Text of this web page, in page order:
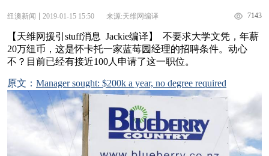
纽澳新闻 2019-01-15 15:50 来源:天维网编译 7143
【天维网援引stuff消息 Jackie编译】 不要求大学文凭，年薪
20万纽币，这是怀卡托一家蓝莓园经理的招聘条件。动心
不？目前已经有接近100人申请了这一职位。
原文： Manager sought: $200k a year, no degree required